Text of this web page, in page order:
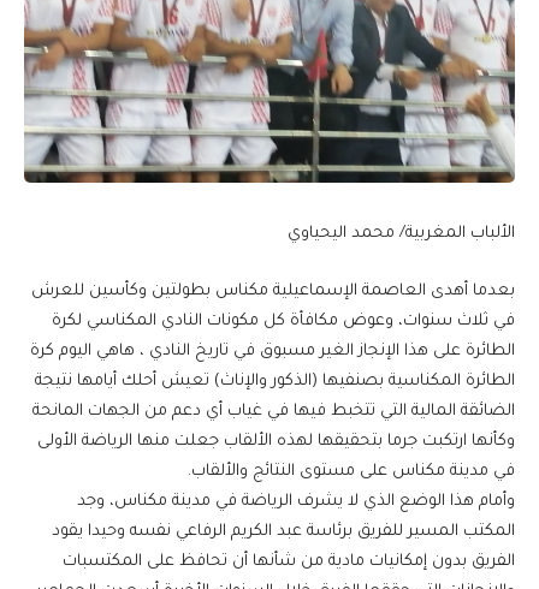
الألباب المغربية/ محمد اليحياوي
بعدما أهدى العاصمة الإسماعيلية مكناس بطولتين وكأسين للعرش
في ثلاث سنوات، وعوض مكافأة كل مكونات النادي المكناسي لكرة
الطائرة على هذا الإنجاز الغير مسبوق في تاريخ النادي ، هاهي اليوم كرة
الطائرة المكناسية بصنفيها (الذكور والإناث) تعيش أحلك أيامها نتيجة
الضائقة المالية التي تتخبط فيها في غياب أي دعم من الجهات المانحة
وكأنها ارتكبت جرما بتحقيقها لهذه الألقاب جعلت منها الرياضة الأولى
في مدينة مكناس على مستوى النتائج والألقاب.
وأمام هذا الوضع الذي لا يشرف الرياضة في مدينة مكناس، وجد
المكتب المسير للفريق برئاسة عبد الكريم الرفاعي نفسه وحيدا يقود
الفريق بدون إمكانيات مادية من شأنها أن تحافظ على المكتسبات